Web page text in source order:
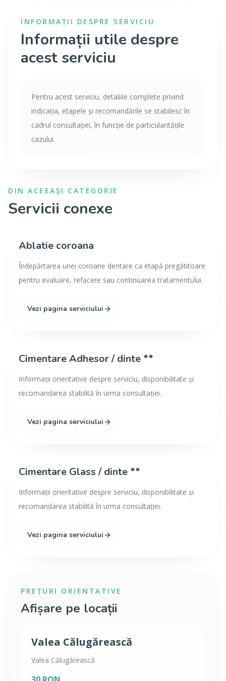
INFORMAȚII DESPRE SERVICIU
Informații utile despre
acest serviciu
Pentru acest serviciu, detaliile complete privind
indicația, etapele și recomandările se stabilesc în
cadrul consultației, în funcție de particularitățile
cazului.
DIN ACEEAȘI CATEGORIE
Servicii conexe
Ablatie coroana
Îndepărtarea unei coroane dentare ca etapă pregătitoare
pentru evaluare, refacere sau continuarea tratamentului.
Vezi pagina serviciului
Cimentare Adhesor / dinte **
Informații orientative despre serviciu, disponibilitate și
recomandarea stabilită în urma consultației.
Vezi pagina serviciului
Cimentare Glass / dinte **
Informații orientative despre serviciu, disponibilitate și
recomandarea stabilită în urma consultației.
Vezi pagina serviciului
PREȚURI ORIENTATIVE
Afișare pe locații
Valea Călugărească
Valea Călugărească